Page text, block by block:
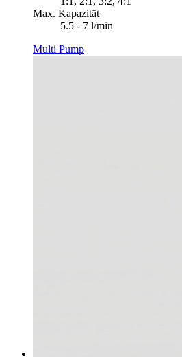
Max. Kapazität
5.5 - 7 l/min
Multi Pump